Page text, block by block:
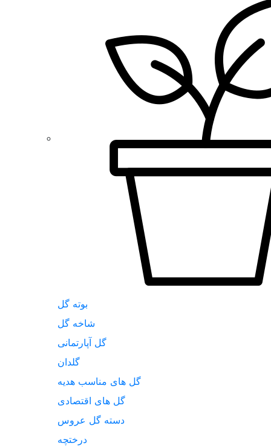
بوته گل
شاخه گل
گل آپارتمانی
گلدان
گل های مناسب هدیه
گل های اقتصادی
دسته گل عروس
درختچه